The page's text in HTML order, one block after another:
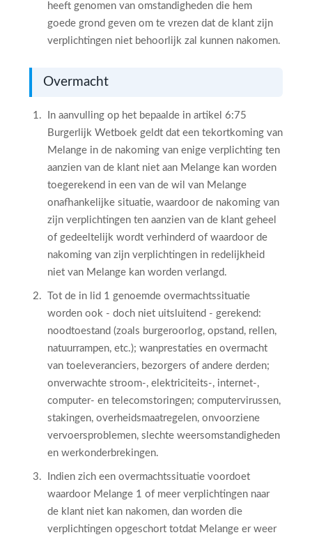
heeft genomen van omstandigheden die hem
goede grond geven om te vrezen dat de klant zijn
verplichtingen niet behoorlijk zal kunnen nakomen.
Overmacht
In aanvulling op het bepaalde in artikel 6:75
Burgerlijk Wetboek geldt dat een tekortkoming van
Melange in de nakoming van enige verplichting ten
aanzien van de klant niet aan Melange kan worden
toegerekend in een van de wil van Melange
onafhankelijke situatie, waardoor de nakoming van
zijn verplichtingen ten aanzien van de klant geheel
of gedeeltelijk wordt verhinderd of waardoor de
nakoming van zijn verplichtingen in redelijkheid
niet van Melange kan worden verlangd.
Tot de in lid 1 genoemde overmachtssituatie
worden ook - doch niet uitsluitend - gerekend:
noodtoestand (zoals burgeroorlog, opstand, rellen,
natuurrampen, etc.); wanprestaties en overmacht
van toeleveranciers, bezorgers of andere derden;
onverwachte stroom-, elektriciteits-, internet-,
computer- en telecomstoringen; computervirussen,
stakingen, overheidsmaatregelen, onvoorziene
vervoersproblemen, slechte weersomstandigheden
en werkonderbrekingen.
Indien zich een overmachtssituatie voordoet
waardoor Melange 1 of meer verplichtingen naar
de klant niet kan nakomen, dan worden die
verplichtingen opgeschort totdat Melange er weer